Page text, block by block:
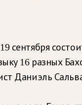
сентября
16 разных
Даниэль